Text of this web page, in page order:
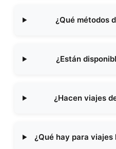
¿Qué métodos
¿Están
¿Hacen viajes
¿Qué hay para viajes